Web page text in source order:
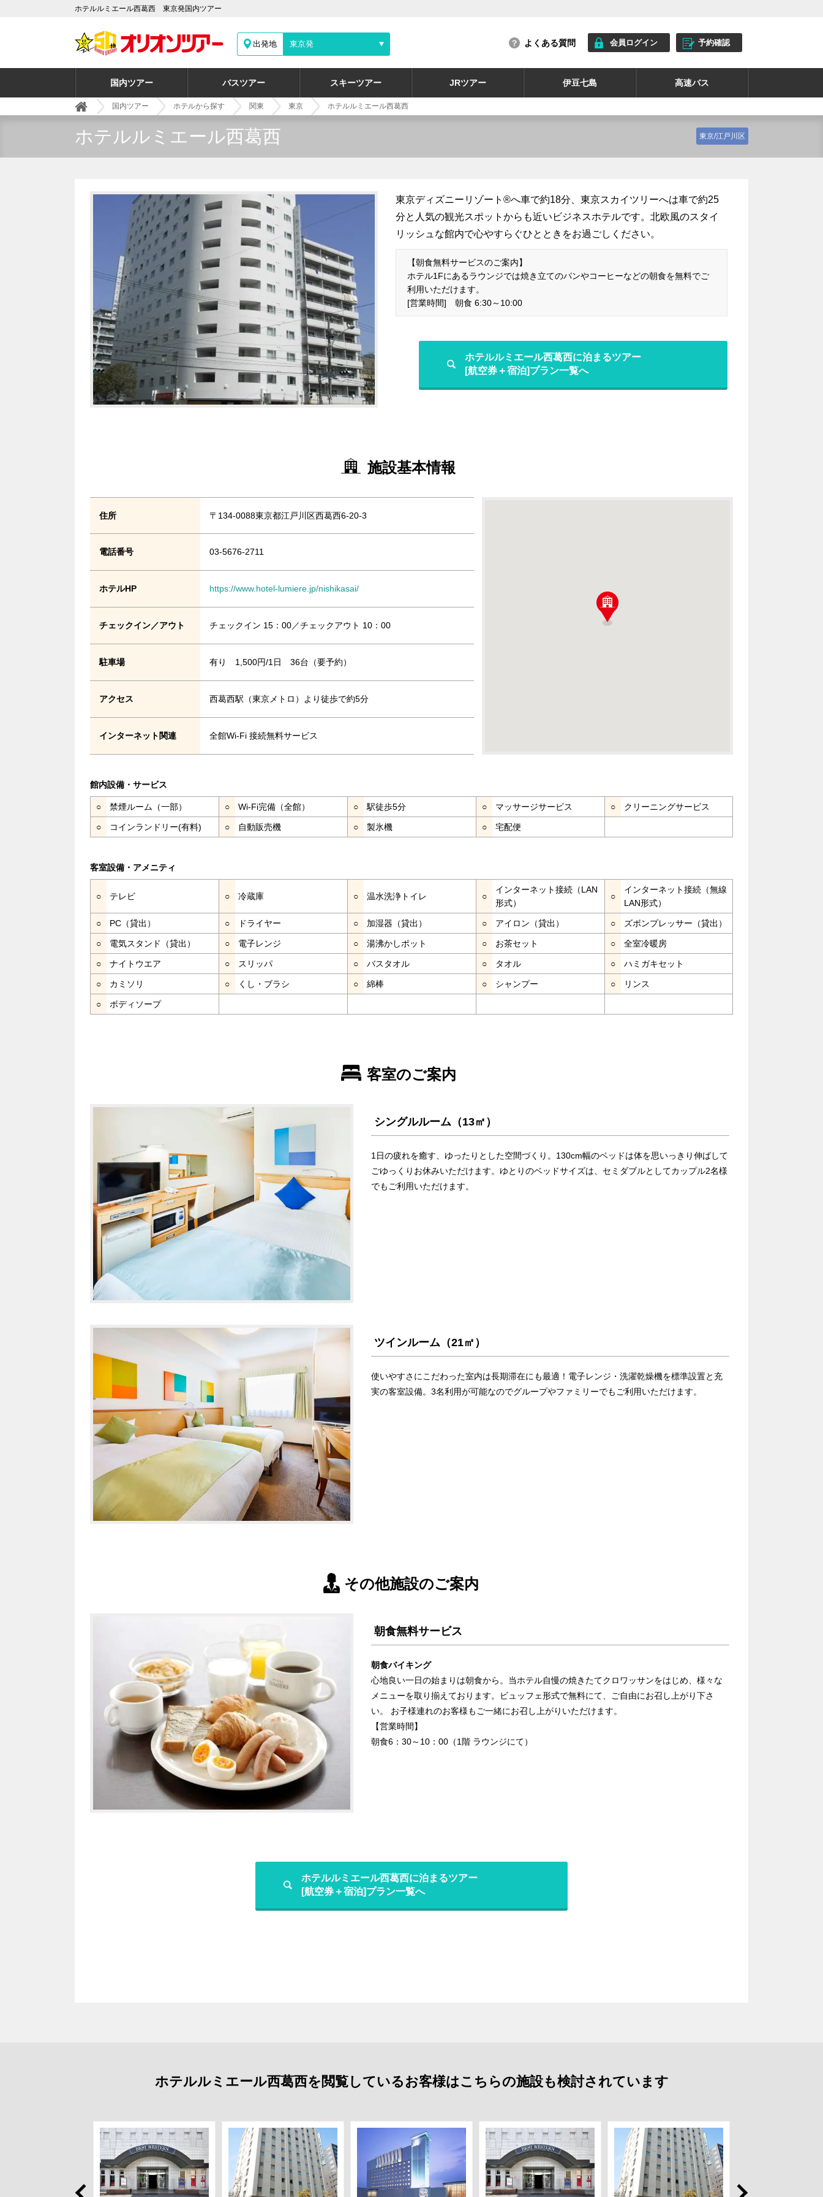
ホテルルミエール西葛西 東京発国内ツアー
出発地 東京発 よくある質問 会員ログイン 予約確認
国内ツアー バスツアー スキーツアー JRツアー 伊豆七島 高速バス
国内ツアー ホテルから探す 関東 東京 ホテルルミエール西葛西
ホテルルミエール西葛西 東京/江戸川区
東京ディズニーリゾート®へ車で約18分、東京スカイツリーへは車で約25
分と人気の観光スポットからも近いビジネスホテルです。北欧風のスタイ
リッシュな館内で心やすらぐひとときをお過ごしください。
【朝食無料サービスのご案内】
ホテル1Fにあるラウンジでは焼き立てのパンやコーヒーなどの朝食を無料でご
利用いただけます。
[営業時間] 朝食 6:30～10:00
ホテルルミエール西葛西に泊まるツアー
[航空券＋宿泊]プラン一覧へ
施設基本情報
住所 〒134-0088東京都江戸川区西葛西6-20-3
電話番号 03-5676-2711
ホテルHP https://www.hotel-lumiere.jp/nishikasai/
チェックイン／アウト チェックイン 15：00／チェックアウト 10：00
駐車場 有り 1,500円/1日 36台（要予約）
アクセス 西葛西駅（東京メトロ）より徒歩で約5分
インターネット関連 全館Wi-Fi 接続無料サービス
館内設備・サービス
○ 禁煙ルーム（一部） ○ Wi-Fi完備（全館） ○ 駅徒歩5分 ○ マッサージサービス ○ クリーニングサービス
○ コインランドリー(有料) ○ 自動販売機 ○ 製氷機 ○ 宅配便
客室設備・アメニティ
○ テレビ ○ 冷蔵庫 ○ 温水洗浄トイレ ○
インターネット接続（LAN
形式）
○
インターネット接続（無線
LAN形式）
○ PC（貸出） ○ ドライヤー ○ 加湿器（貸出） ○ アイロン（貸出） ○ ズボンプレッサー（貸出）
○ 電気スタンド（貸出） ○ 電子レンジ ○ 湯沸かしポット ○ お茶セット ○ 全室冷暖房
○ ナイトウエア ○ スリッパ ○ バスタオル ○ タオル ○ ハミガキセット
○ カミソリ ○ くし・ブラシ ○ 綿棒 ○ シャンプー ○ リンス
○ ボディソープ
客室のご案内
シングルルーム（13㎡）
1日の疲れを癒す、ゆったりとした空間づくり。130cm幅のベッドは体を思いっきり伸ばして
ごゆっくりお休みいただけます。ゆとりのベッドサイズは、セミダブルとしてカップル2名様
でもご利用いただけます。
ツインルーム（21㎡）
使いやすさにこだわった室内は長期滞在にも最適！電子レンジ・洗濯乾燥機を標準設置と充
実の客室設備。3名利用が可能なのでグループやファミリーでもご利用いただけます。
その他施設のご案内
朝食無料サービス
朝食バイキング
心地良い一日の始まりは朝食から。当ホテル自慢の焼きたてクロワッサンをはじめ、様々な
メニューを取り揃えております。ビュッフェ形式で無料にて、ご自由にお召し上がり下さ
い。 お子様連れのお客様もご一緒にお召し上がりいただけます。
【営業時間】
朝食6：30～10：00（1階 ラウンジにて）
ホテルルミエール西葛西に泊まるツアー
[航空券＋宿泊]プラン一覧へ
ホテルルミエール西葛西を閲覧しているお客様はこちらの施設も検討されています
Prev